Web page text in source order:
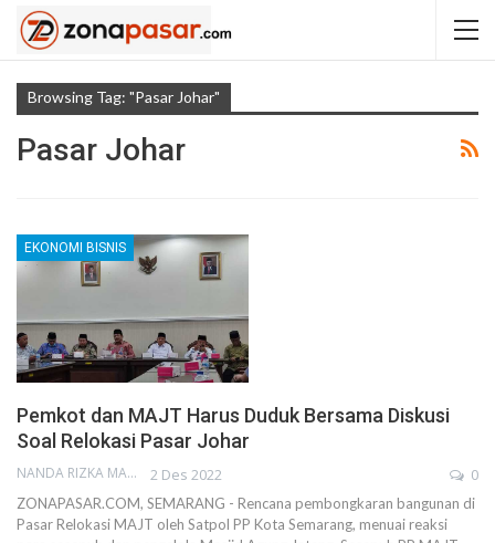
Browsing Tag: "pasar Johar"
Pasar Johar
EKONOMI BISNIS
Pemkot dan MAJT Harus Duduk Bersama Diskusi
Soal Relokasi Pasar Johar
NANDA RIZKA MAHENDRA 2 Des 2022 0
ZONAPASAR.COM, SEMARANG - Rencana pembongkaran bangunan di
Pasar Relokasi MAJT oleh Satpol PP Kota Semarang, menuai reaksi